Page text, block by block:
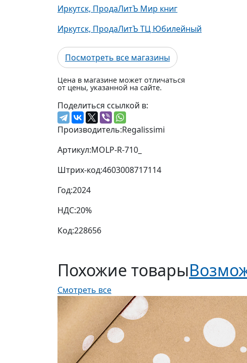
Иркутск, ПродаЛитЪ Мир книг
Иркутск, ПродаЛитЪ ТЦ Юбилейный
Посмотреть все магазины
Цена в магазине может отличаться
от цены, указанной на сайте.
Поделиться ссылкой в:
Производитель:Regalissimi
Артикул:MOLP-R-710_
Штрих-код:4603008717114
Год:2024
НДС:20%
Код:228656
Похожие товары
Смотреть все